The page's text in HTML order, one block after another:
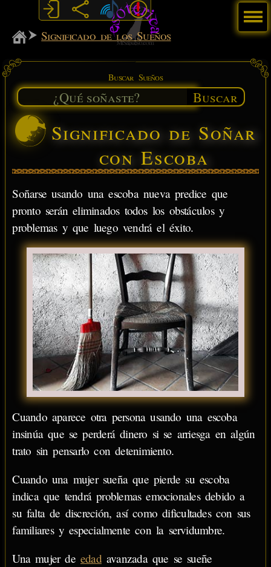
MiSabueso
Significado de los Sueños
Buscar Sueños
Buscar
Significado de Soñar
con Escoba
Soñarse usando una escoba nueva predice que
pronto serán eliminados todos los obstáculos y
problemas y que luego vendrá el éxito.
Cuando aparece otra persona usando una escoba
insinúa que se perderá dinero si se arriesga en algún
trato sin pensarlo con detenimiento.
Cuando una mujer sueña que pierde su escoba
indica que tendrá problemas emocionales debido a
su falta de discreción, así como dificultades con sus
familiares y especialmente con la servidumbre.
Una mujer de edadavanzada que se sueñe
Menú